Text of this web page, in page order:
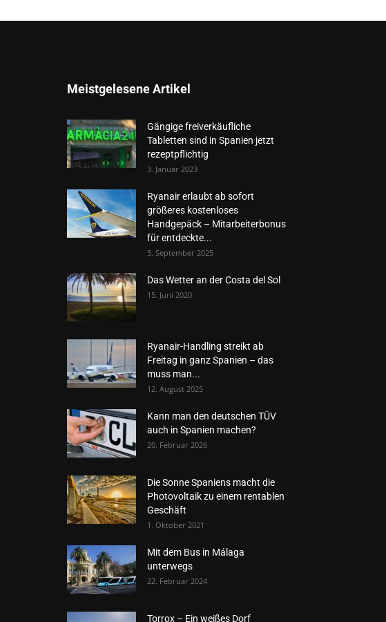
Meistgelesene Artikel
Gängige freiverkäufliche
Tabletten sind in Spanien jetzt
rezeptpflichtig
3. Januar 2023
Ryanair erlaubt ab sofort
größeres kostenloses
Handgepäck – Mitarbeiterbonus
für entdeckte...
5. September 2025
Das Wetter an der Costa del Sol
15. Juni 2020
Ryanair-Handling streikt ab
Freitag in ganz Spanien – das
muss man...
12. August 2025
Kann man den deutschen TÜV
auch in Spanien machen?
20. Februar 2026
Die Sonne Spaniens macht die
Photovoltaik zu einem rentablen
Geschäft
1. Oktober 2021
Mit dem Bus in Málaga
unterwegs
22. Februar 2024
Torrox – Ein weißes Dorf